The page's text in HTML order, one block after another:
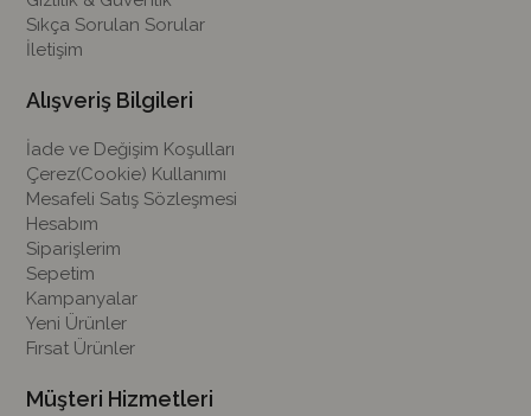
Sıkça Sorulan Sorular
İletişim
Alışveriş Bilgileri
İade ve Değişim Koşulları
Çerez(Cookie) Kullanımı
Mesafeli Satış Sözleşmesi
Hesabım
Siparişlerim
Sepetim
Kampanyalar
Yeni Ürünler
Fırsat Ürünler
Müşteri Hizmetleri